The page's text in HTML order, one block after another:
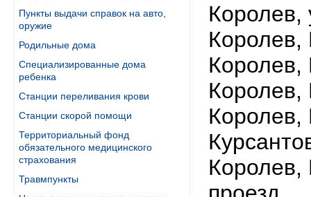
Пункты выдачи справок на авто,
оружие
Родильные дома
Специализированные дома
ребенка
Станции переливания крови
Станции скорой помощи
Территориальный фонд
обязательного медицинского
страхования
Травмпункты
Королев,
Королев,